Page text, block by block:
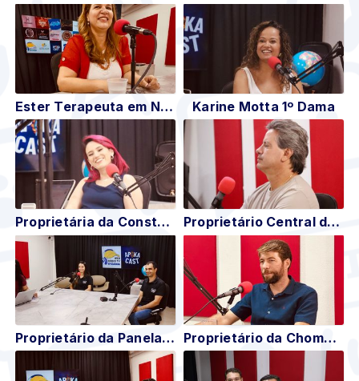
Ester Terapeuta em Neurociência Karine Motta 1º Dama
Proprietária da Construtora Gizelini (Priscila) Proprietário Central de Seguros (Murilo)
Proprietário da Panela de Ferro (Maisa e Vilson) Proprietário da Choma (Everton)